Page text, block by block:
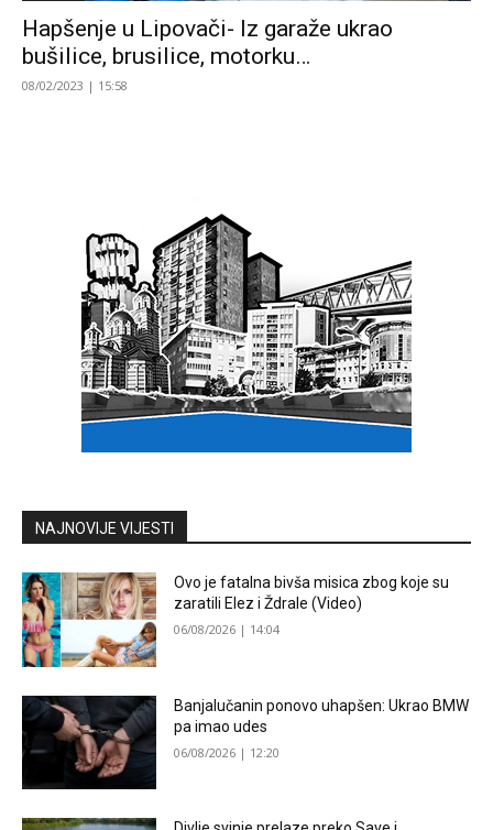
Hapšenje u Lipovači- Iz garaže ukrao
bušilice, brusilice, motorku…
08/02/2023 | 15:58
NAJNOVIJE VIJESTI
Ovo je fatalna bivša misica zbog koje su
zaratili Elez i Ždrale (Video)
06/08/2026 | 14:04
Banjalučanin ponovo uhapšen: Ukrao BMW
pa imao udes
06/08/2026 | 12:20